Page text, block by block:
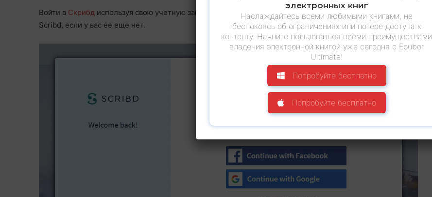
Войти в Скрибд используя свою учетную запись или зарегистрируйте бесплатную учетную запись
Scribd, если у вас ее еще нет.
электронных книг
Наслаждайтесь всеми любимыми книгами, не
беспокоясь об ограничениях или потере доступа к
контенту. Начните пользоваться всеми преимуществами
владения электронной книгой уже сегодня с Epubor
Ultimate!
Попробуйте бесплатно
Попробуйте бесплатно